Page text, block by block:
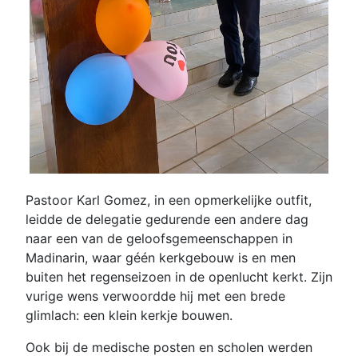
Pastoor Karl Gomez, in een opmerkelijke outfit,
leidde de delegatie gedurende een andere dag
naar een van de geloofsgemeenschappen in
Madinarin, waar géén kerkgebouw is en men
buiten het regenseizoen in de openlucht kerkt. Zijn
vurige wens verwoordde hij met een brede
glimlach: een klein kerkje bouwen.
Ook bij de medische posten en scholen werden